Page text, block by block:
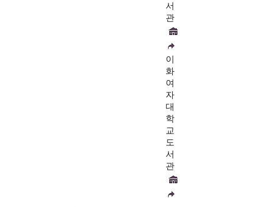
서
관
이
화
여
자
대
학
교
도
서
관